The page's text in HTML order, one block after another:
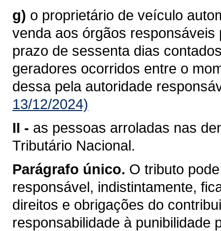
g) o proprietário de veículo
venda aos órgãos
prazo de sessenta dias
geradores ocorridos entre o
dessa pela autoridade
13/12/2024)
II - as pessoas arroladas nas
Tributário Nacional.
Parágrafo único. O tributo
responsável, indistintamente,
direitos e obrigações do
responsabilidade à punibilidade